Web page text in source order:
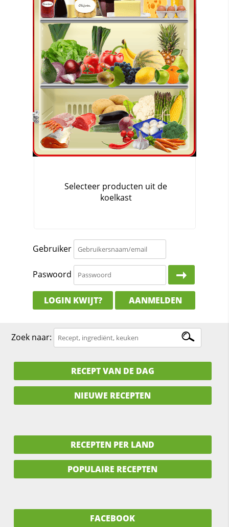
Gebruiker
Paswoord
LOGIN KWIJT? AANMELDEN
Zoek naar:
RECEPT VAN DE DAG
NIEUWE RECEPTEN
RECEPTEN PER LAND
POPULAIRE RECEPTEN
FACEBOOK